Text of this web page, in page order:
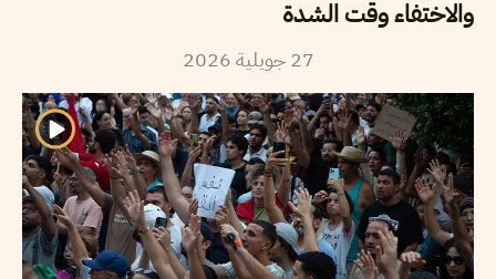
والاختفاء وقت الشدة
27 جويلية2026